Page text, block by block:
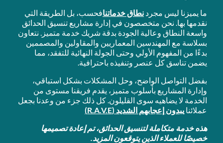
ما يميزنا ليس مجرد نطاق خدماتنافحسب، بل الطريقة التي
نقدمها بها. نحن متخصصون في إدارة مشاريع تنسيق الحدائق
واسعة النطاق وعالية الجودة بدقة شريك خدمة متميز. نتعاون
بسلاسة مع المهندسين المعماريين والمقاولين والمصممين
بدءًا من المفهوم الأولي وحتى الجولة النهائية للتفقد، مما
يضمن تناسق كل عنصر وتنفيذه باحترافية.
بفضل التواصل الواضح، وحل المشكلات بشكل استباقي،
وإدارة المشاريع بأسلوب متميز، يقدم فريقنا مستوى من
الخدمة لا يضاهيه سوى القليلون. كل ذلك جزء من وعدنا بجعل
عملائنا يبدون إعجابهم الشديد (R.A.V.E)
هذه خدمة متكاملة لتنسيق الحدائق، تم إعادة تصميمها
خصيصًا للعملاء الذين يتوقعون المزيد.